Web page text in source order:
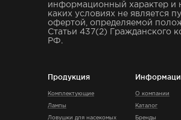
информационный характер и
каких условиях не является
офертой, определяемой
Статьи 437(2) Гражданского
РФ.
Продукция
Комплектующие
Лампы
Ловушки для насекомых
О компании
Каталог
Бренды